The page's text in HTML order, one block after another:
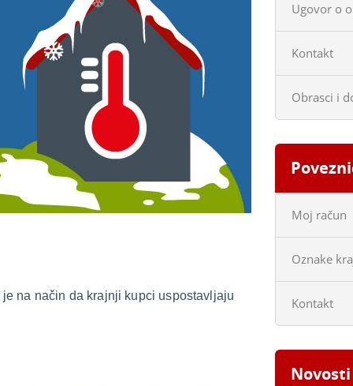
na način da krajnji kupci uspostavljaju
Ugovor o
Kontakt
Obrasci i
Moj račun
Oznake
Kontakt
Novosti